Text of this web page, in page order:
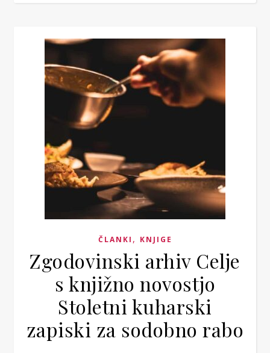
ČLANKI , KNJIGE
Zgodovinski arhiv Celje
s knjižno novostjo
Stoletni kuharski
zapiski za sodobno rabo